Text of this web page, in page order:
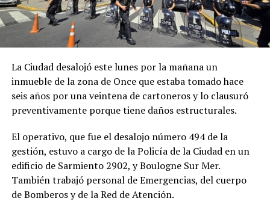
La Ciudad desalojó este lunes por la mañana un
inmueble de la zona de Once que estaba tomado hace
seis años por una veintena de cartoneros y lo clausuró
preventivamente porque tiene daños estructurales.
El operativo, que fue el desalojo número 494 de la
gestión, estuvo a cargo de la Policía de la Ciudad en un
edificio de Sarmiento 2902, y Boulogne Sur Mer.
También trabajó personal de Emergencias, del cuerpo
de Bomberos y de la Red de Atención.